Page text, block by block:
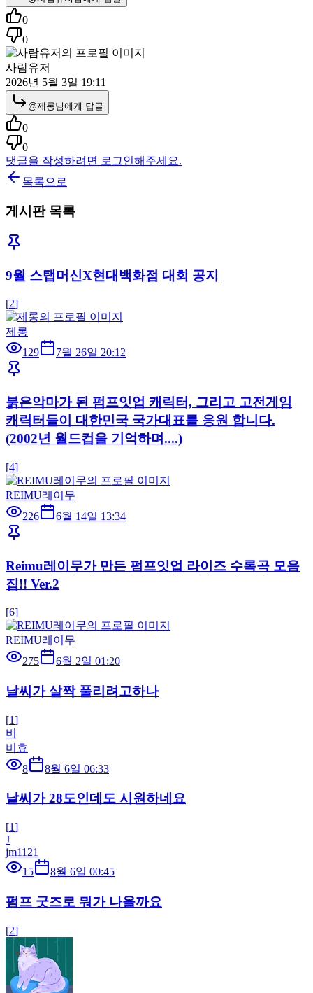
0
0
사람유저
2026년 5월 3일 19:11
@제롱님에게 답글
0
0
댓글을 작성하려면 로그인해주세요.
목록으로
게시판 목록
9월 스탭머신X현대백화점 대회 공지
[2]
제롱
129
7월 26일 20:12
붉은악마가 된 펌프잇업 캐릭터, 그리고 고전게임
캐릭터들이 대한민국 국가대표를 응원 합니다.
(2002년 월드컵을 기억하며....)
[4]
REIMU레이무
226
6월 14일 13:34
Reimu레이무가 만든 펌프잇업 라이즈 수록곡 모음
집!! Ver.2
[6]
REIMU레이무
275
6월 2일 01:20
날씨가 살짝 풀리려고하나
[1]
비
비효
8
8월 6일 06:33
날씨가 28도인데도 시원하네요
[1]
J
jm1121
15
8월 6일 00:45
펌프 굿즈로 뭐가 나올까요
[2]